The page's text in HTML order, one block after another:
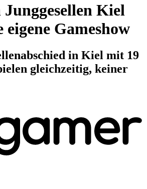
Junggesellen Kiel
Gameshow
in Kiel mit 19
gleichzeitig, keiner